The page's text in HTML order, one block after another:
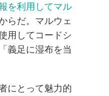
を利用してマル
らだ。マルウェ
用してコードシ
義足に湿布を当
にとって魅力的